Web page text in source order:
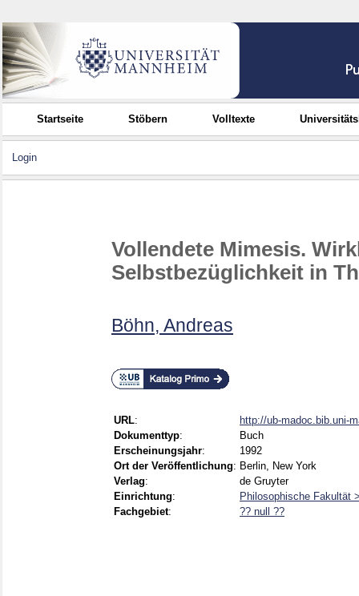
Startseite Stöbern Volltexte
Login
Vollendete Mimesis.
Selbstbezüglichkeit in
Böhn, Andreas
URL:
http://ub-madoc.bib.uni-
Dokumenttyp:
Buch
Erscheinungsjahr:
1992
Ort der Veröffentlichung: Berlin, New York
Verlag:
de Gruyter
Einrichtung:
Philosophische Fakultät
Fachgebiet: ?? null ??